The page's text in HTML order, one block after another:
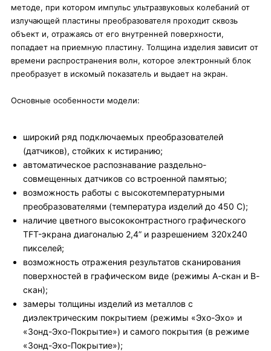
методе, при котором импульс ультразвуковых колебаний от
излучающей пластины преобразователя проходит сквозь
объект и, отражаясь от его внутренней поверхности,
попадает на приемную пластину. Толщина изделия зависит от
времени распространения волн, которое электронный блок
преобразует в искомый показатель и выдает на экран.
Основные особенности модели:
широкий ряд подключаемых преобразователей
(датчиков), стойких к истиранию;
автоматическое распознавание раздельно-
совмещенных датчиков со встроенной памятью;
возможность работы с высокотемпературными
преобразователями (температура изделий до 450 C);
наличие цветного высококонтрастного графического
TFT-экрана диагональю 2,4” и разрешением 320x240
пикселей;
возможность отражения результатов сканирования
поверхностей в графическом виде (режимы А-скан и В-
скан);
замеры толщины изделий из металлов с
диэлектрическим покрытием (режимы «Эхо-Эхо» и
«Зонд-Эхо-Покрытие») и самого покрытия (в режиме
«Зонд-Эхо-Покрытие»);